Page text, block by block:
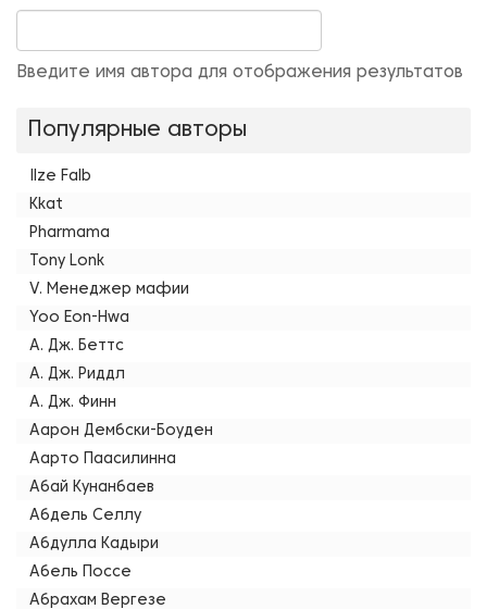
Введите имя автора для отображения результатов
Популярные авторы
Ilze Falb
Kkat
Pharmama
Tony Lonk
V. Менеджер мафии
Yoo Eon-Hwa
А. Дж. Беттс
А. Дж. Риддл
А. Дж. Финн
Аарон Дембски-Боуден
Аарто Паасилинна
Абай Кунанбаев
Абдель Селлу
Абдулла Кадыри
Абель Поссе
Абрахам Вергезе